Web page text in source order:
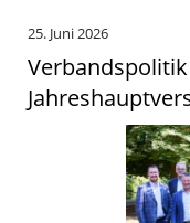
25. Juni 2026